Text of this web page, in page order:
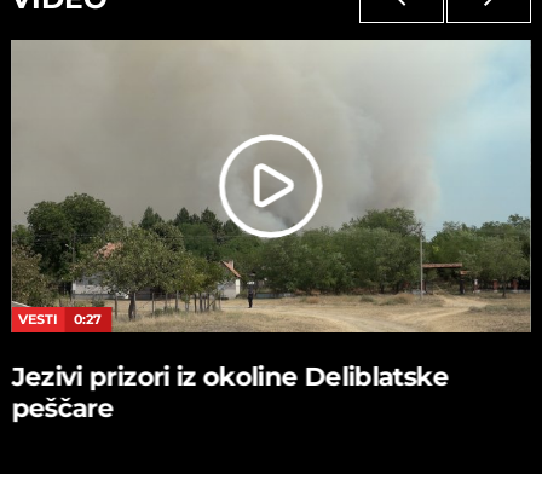
VESTI 0:27
Jezivi prizori iz okoline Deliblatske
peščare